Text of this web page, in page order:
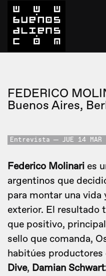
FEDERICO
Buenos Aires,
Entrevista JUE 14 MAR
Federico Molinari es
argentinos que
para montar una vida
exterior. El resultado
que positivo,
sello que comanda,
habitúes productores
Dive, Damian